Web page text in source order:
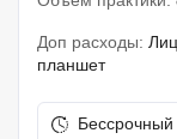
Доп расходы:
планшет
Бессрочный